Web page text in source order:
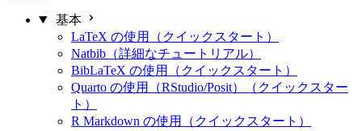
基本
LaTeX の使用（クイックスタート）
Natbib（詳細なチュートリアル）
BibLaTeX の使用（クイックスタート）
Quarto の使用（RStudio/Posit）（クイックスター
ト）
R Markdown の使用（クイックスタート）